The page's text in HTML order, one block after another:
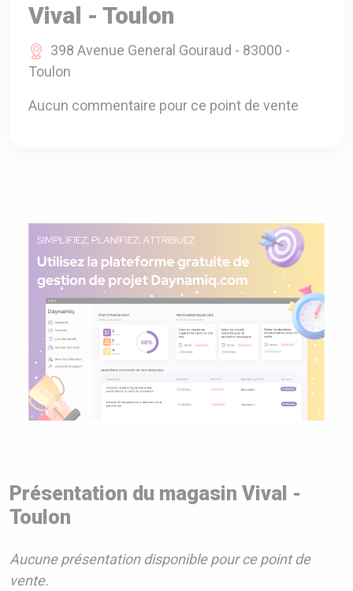
Vival - Toulon
398 Avenue General Gouraud - 83000 -
Toulon
Aucun commentaire pour ce point de vente
Présentation du magasin Vival -
Toulon
Aucune présentation disponible pour ce point de
vente.